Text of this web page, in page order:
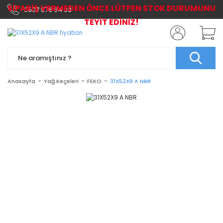
0507 576 64 03
Anasayfa Yağ Keçeleri FEKO 31X52X9 A NBR
SİPARİŞ VERMEDEN ÖNCE LÜTFEN STOK DURUMUNU
TEYİT EDİNİZ!